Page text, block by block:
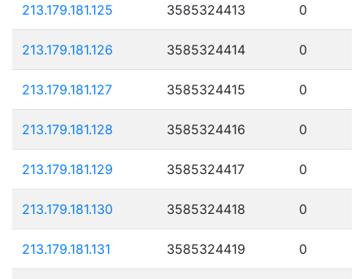
213.179.181.125 3585324413 0
213.179.181.126 3585324414 0
213.179.181.127 3585324415 0
213.179.181.128 3585324416 0
213.179.181.129 3585324417 0
213.179.181.130 3585324418 0
213.179.181.131 3585324419 0